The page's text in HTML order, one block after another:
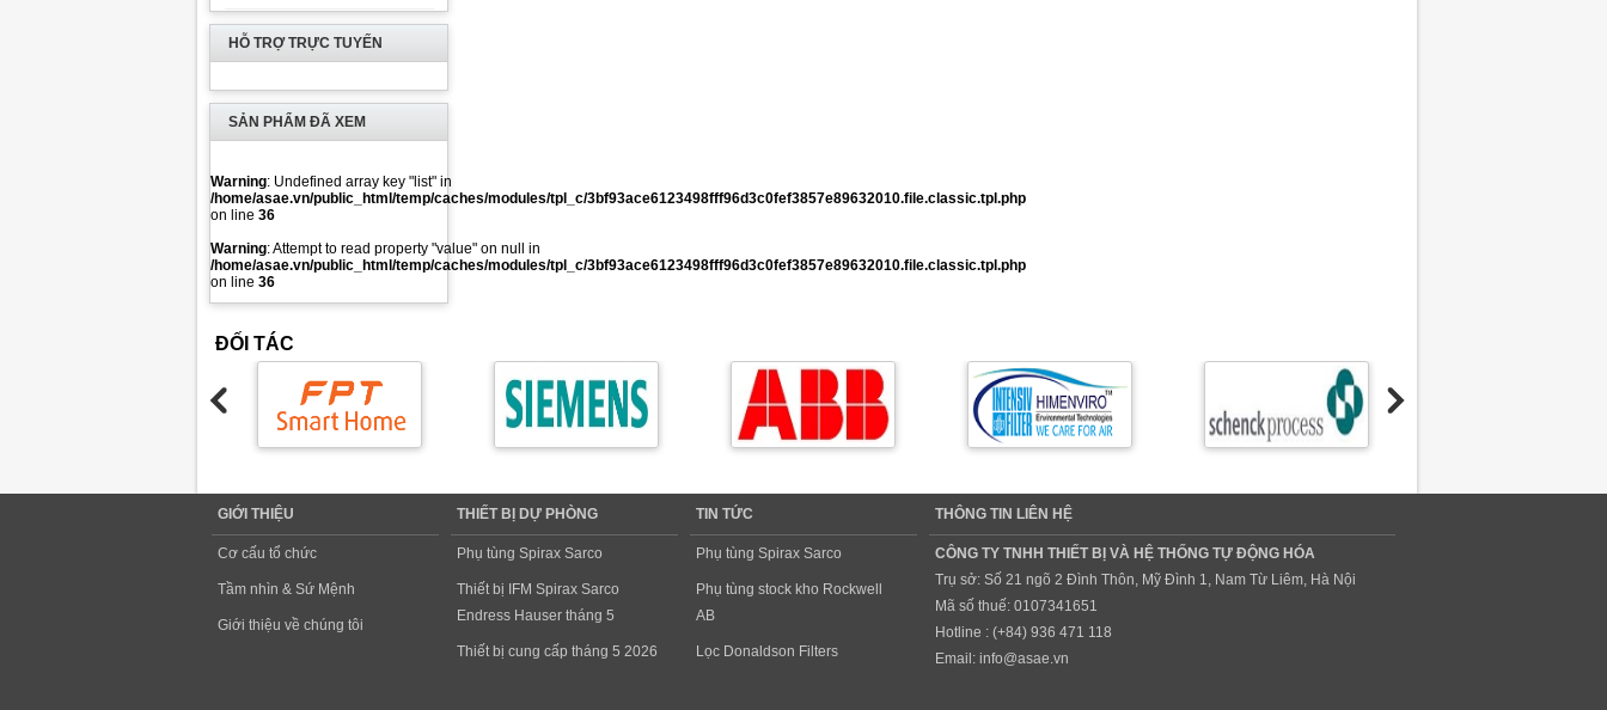
HỖ TRỢ TRỰC TUYẾN
SẢN PHẨM ĐÃ XEM
Warning: Undefined array key "list" in
/home/asae.vn/public_html/temp/caches/modules/tpl_c/3bf93ace6123498fff96d3c0fef3857e89632010.file.classic.tpl.php
on line 36
Warning: Attempt to read property "value" on null in
/home/asae.vn/public_html/temp/caches/modules/tpl_c/3bf93ace6123498fff96d3c0fef3857e89632010.file.classic.tpl.php
on line 36
ĐỐI TÁC
GIỚI THIỆU
Cơ cấu tổ chức
Tầm nhìn & Sứ Mệnh
Giới thiệu về chúng tôi
THIẾT BỊ DỰ PHÒNG
Phụ tùng Spirax Sarco
Thiết bị IFM Spirax Sarco
Endress Hauser tháng 5
Thiết bị cung cấp tháng 5 2026
TIN TỨC
Phụ tùng Spirax Sarco
Phụ tùng stock kho Rockwell
AB
Lọc Donaldson Filters
THÔNG TIN LIÊN HỆ
CÔNG TY TNHH THIẾT BỊ VÀ HỆ THỐNG TỰ ĐỘNG HÓA
Trụ sở: Số 21 ngõ 2 Đình Thôn, Mỹ Đình 1, Nam Từ Liêm, Hà Nội
Mã số thuế: 0107341651
Hotline : (+84) 936 471 118
Email: info@asae.vn